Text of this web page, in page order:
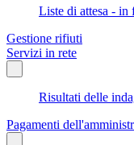
Liste di attesa - in
Gestione rifiuti
Servizi in rete
Risultati delle
Pagamenti